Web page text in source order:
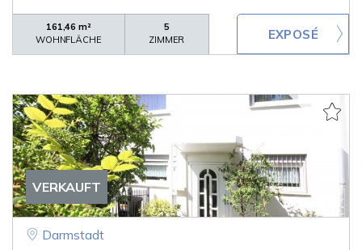
161,46 m²
WOHNFLÄCHE
5
ZIMMER
VERKAUFT
Darmstadt